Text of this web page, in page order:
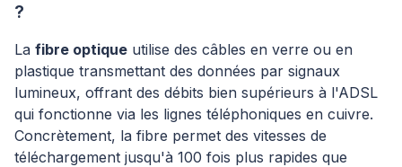
?
La fibre optique utilise des câbles en verre ou en
plastique transmettant des données par signaux
lumineux, offrant des débits bien supérieurs à l'ADSL
qui fonctionne via les lignes téléphoniques en cuivre.
Concrètement, la fibre permet des vitesses de
téléchargement jusqu'à 100 fois plus rapides que